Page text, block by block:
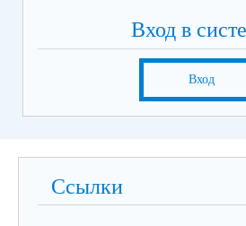
Вход в
Вход
Ссылки